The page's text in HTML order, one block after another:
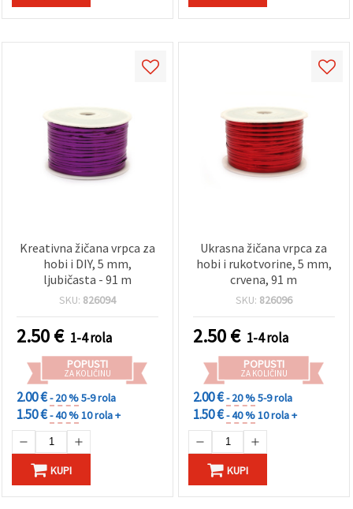
Kreativna žičana vrpca za
hobi i DIY, 5 mm,
ljubičasta - 91 m
SKU: 826094
2.50€ 1-4 rola
POPUSTI
ZA KOLIČINU
2.00 €- 20 %5-9 rola
1.50 €- 40 %10 rola +
KUPI
Ukrasna žičana vrpca za
hobi i rukotvorine, 5 mm,
crvena, 91 m
SKU: 826096
2.50€ 1-4 rola
POPUSTI
ZA KOLIČINU
2.00 €- 20 %5-9 rola
1.50 €- 40 %10 rola +
KUPI